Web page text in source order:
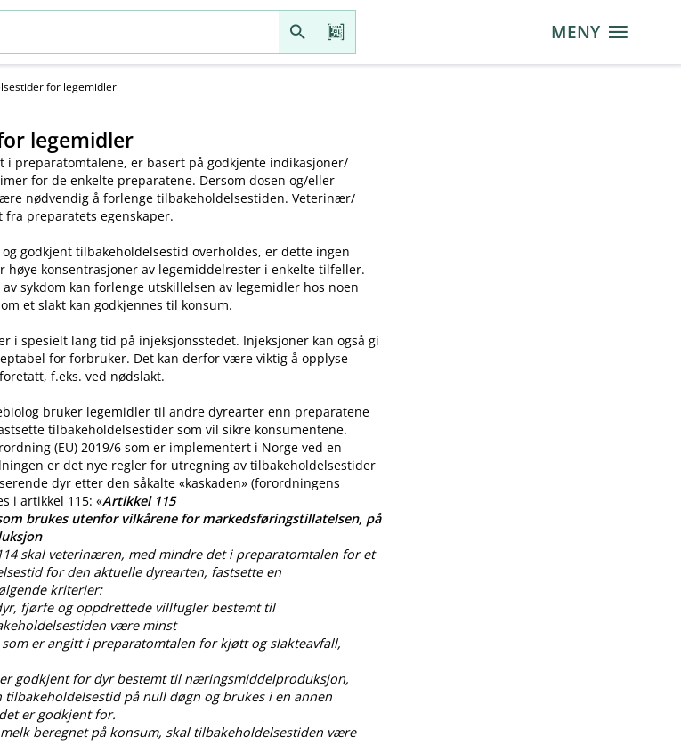
MENY
for legemidler
legemidler
i preparatomtalene, er basert på godkjente indikasjoner​/​
for de enkelte preparatene. Dersom dosen og​/​eller
nødvendig å forlenge tilbakeholdelsestiden. Veterinær​/​
preparatets egenskaper.
godkjent tilbakeholdelsestid overholdes, er dette ingen
høye konsentrasjoner av legemiddelrester i enkelte tilfeller.
sykdom kan forlenge utskillelsen av legemidler hos noen
et slakt kan godkjennes til konsum.
i spesielt lang tid på injeksjonsstedet. Injeksjoner kan også gi
for forbruker. Det kan derfor være viktig å opplyse
f.eks. ved nødslakt.
bruker legemidler til andre dyrearter enn preparatene
tilbakeholdelsestider som vil sikre konsumentene.
(EU) 2019/6 som er implementert i Norge ved en
er det nye regler for utregning av tilbakeholdelsestider
dyr etter den såkalte «kaskaden» (forordningens
i artikkel 115: «Artikkel 115
brukes utenfor vilkårene for markedsføringstillatelsen, på
skal veterinæren, med mindre det i preparatomtalen for et
for den aktuelle dyrearten, fastsette en
kriterier:
fjørfe og oppdrettede villfugler bestemt til
være minst
er angitt i preparatomtalen for kjøtt og slakteavfall,
godkjent for dyr bestemt til næringsmiddelproduksjon,
på null døgn og brukes i en annen
er godkjent for.
beregnet på konsum, skal tilbakeholdelsestiden være